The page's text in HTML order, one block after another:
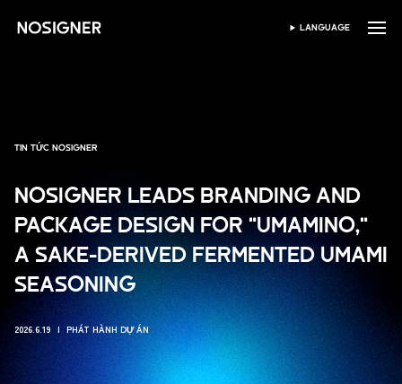
TRANG CHỦ CHỌN NGÔN NGỮ
LANGUAGE
TIN TỨC NOSIGNER
NOSIGNER LEADS BRANDING AND
PACKAGE DESIGN FOR "UMAMINO,"
A SAKE-DERIVED FERMENTED UMAMI
SEASONING
2026.6.19 PHÁT HÀNH DỰ ÁN